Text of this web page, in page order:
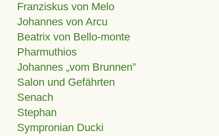
Franziskus von Melo
Johannes von Arcu
Beatrix von Bello-monte
Pharmuthios
Johannes vom Brunnen
Salon und Gefährten
Senach
Stephan
Sympronian Ducki